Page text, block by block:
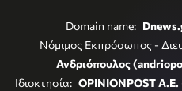
Domain name:
Νόμιμος Εκπρόσωπος -
Ανδριόπουλος
Ιδιοκτησία: OPINIONPOST A.E.